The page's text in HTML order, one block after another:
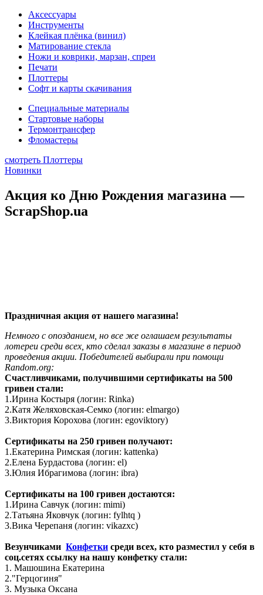
Аксессуары
Инструменты
Клейкая плёнка (винил)
Матирование стекла
Ножи и коврики, марзан, спреи
Печати
Плоттеры
Софт и карты скачивания
Специальные материалы
Стартовые наборы
Термонтрансфер
Фломастеры
смотреть Плоттеры
Новинки
Акция ко Дню Рождения магазина ―
ScrapShop.ua
Праздничная акция от нашего магазина!
Немного с опозданием, но все же оглашаем результаты
лотереи среди всех, кто сделал заказы в магазине в период
проведения акции. Победителей выбирали при помощи
Random.org:
Счастливчиками, получившими сертификаты на 500
гривен стали:
1.Ирина Костыря (логин: Rinka)
2.Катя Желяховская-Семко (логин: elmargo)
3.Виктория Корохова (логин: egoviktory)
Сертификаты на 250 гривен получают:
1.Екатерина Римская (логин: kattenka)
2.Елена Бурдастова (логин: el)
3.Юлия Ибрагимова (логин: ibra)
Сертификаты на 100 гривен достаются:
1.Ирина Савчук (логин: mimi)
2.Татьяна Яковчук (логин: fylhtq )
3.Вика Черепаня (логин: vikazxc)
Везунчиками Конфетки среди всех, кто разместил у себя в
соц.сетях ссылку на нашу конфетку стали:
1. Машошина Екатерина
2."Герцогиня"
3. Музыка Оксана